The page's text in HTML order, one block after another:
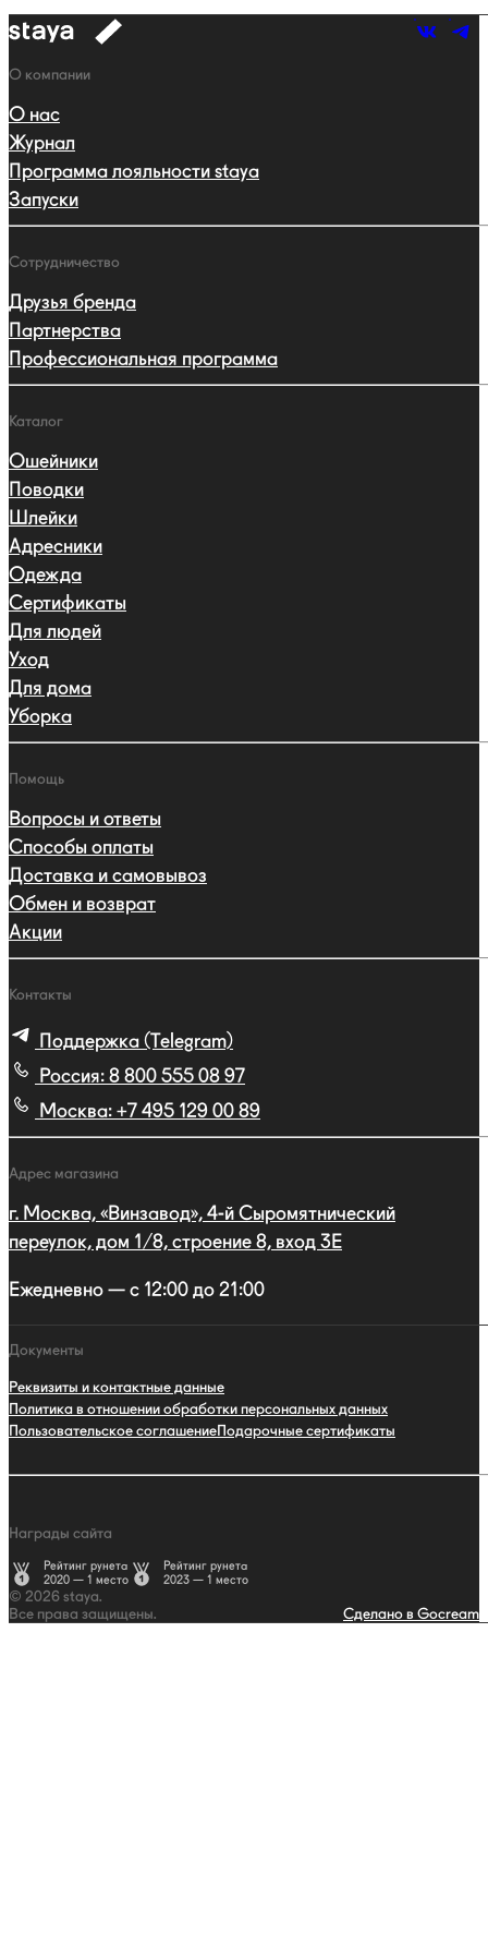
к
Навигация
О компании
О нас
Журнал
Программа лояльности staya
Запуски
Сотрудничество
Друзья бренда
Партнерства
Профессиональная программа
Каталог
Ошейники
Поводки
Шлейки
Адресники
Одежда
Сертификаты
Для людей
Уход
Для дома
Уборка
Помощь
Вопросы и ответы
Способы оплаты
Доставка и самовывоз
Обмен и возврат
Акции
Контакты
Поддержка (Telegram)
Россия: 8 800 555 08 97
Москва: +7 495 129 00 89
Адрес магазина
г. Москва, «Винзавод», 4-й Сыромятнический
переулок, дом 1/8, строение 8, вход 3E
Ежедневно — с 12:00 до 21:00
Документы
Реквизиты и контактные данные
Политика в отношении обработки персональных данных
Пользовательское соглашениеПодарочные сертификаты
Награды сайта
Рейтинг рунета
2020 — 1 место
Рейтинг рунета
2023 — 1 место
© 2026 staya.
Все права защищены.
Сделано в Gocream